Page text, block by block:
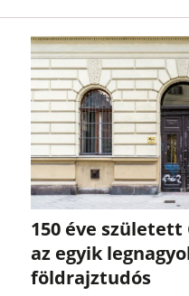
150 éve született
az egyik
földrajztudós